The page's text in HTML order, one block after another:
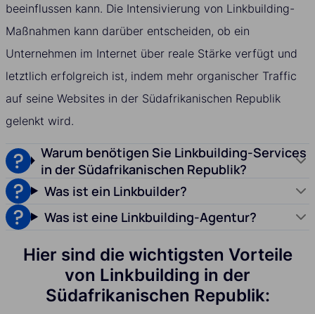
beeinflussen kann. Die Intensivierung von Linkbuilding-
Maßnahmen kann darüber entscheiden, ob ein
Unternehmen im Internet über reale Stärke verfügt und
letztlich erfolgreich ist, indem mehr organischer Traffic
auf seine Websites in der Südafrikanischen Republik
gelenkt wird.
Warum benötigen Sie Linkbuilding-Services
in der Südafrikanischen Republik?
Was ist ein Linkbuilder?
Was ist eine Linkbuilding-Agentur?
Hier sind die wichtigsten Vorteile
von Linkbuilding in der
Südafrikanischen Republik: